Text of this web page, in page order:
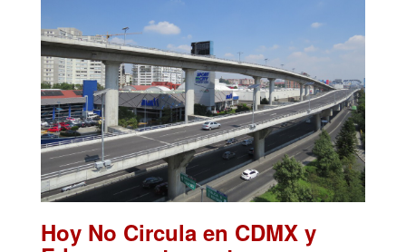
Hoy No Circula en CDMX y